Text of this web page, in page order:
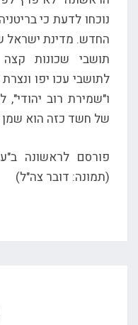
נוכחו לדעת כי
החדש. מדינת
תושבי שכונות
לתושבי עכו יפו
ו"שמירת רוב
של חשד כזה הוא שמן
(תמונה: דובר צה"ל)